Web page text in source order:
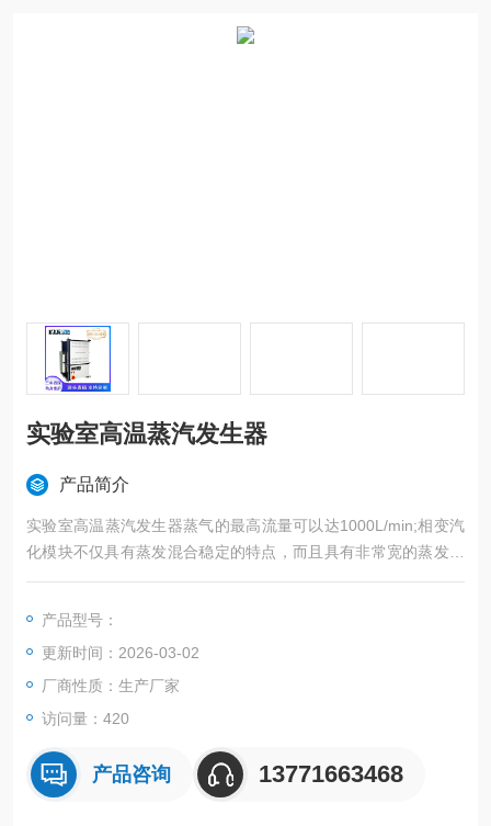
实验室高温蒸汽发生器
产品简介
实验室高温蒸汽发生器蒸气的最高流量可以达1000L/min;相变汽
化模块不仅具有蒸发混合稳定的特点，而且具有非常宽的蒸发范
围，应该范围较广泛。
产品型号：
更新时间：2026-03-02
厂商性质：生产厂家
访问量：420
产品咨询 13771663468